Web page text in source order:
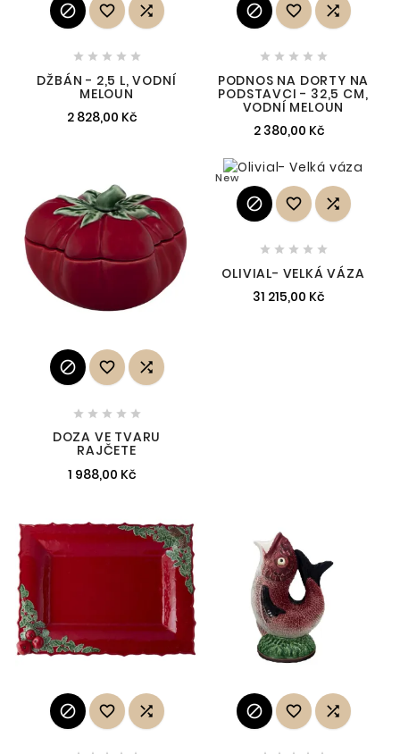
  
    
DŽBÁN - 2,5 L, VODNÍ
MELOUN
2 828,00 Kč
  
    
PODNOS NA DORTY NA
PODSTAVCI - 32,5 CM,
VODNÍ MELOUN
2 380,00 Kč
  
    
DOZA VE TVARU
RAJČETE
1 988,00 Kč
New
  
    
OLIVIAL- VELKÁ VÁZA
31 215,00 Kč
     